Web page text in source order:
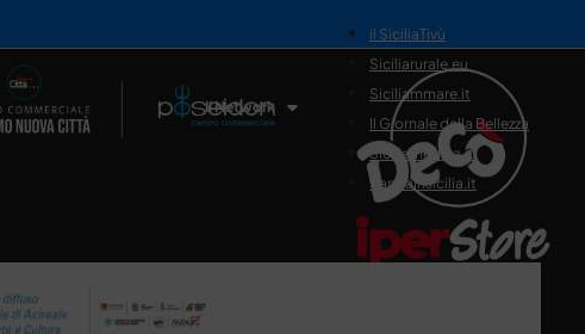
Il Network
il SiciliaTivù
Siciliarurale.eu
Siciliammare.it
Il Giornale della Bellezza
Siciliamedica.it
Sanitainsicilia.it